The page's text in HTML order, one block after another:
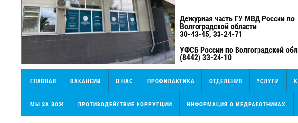
Дежурная часть ГУ МВД России по
Волгоградской области
30-43-45, 33-24-71
УФСБ России по Волгоградской
(8442) 33-24-10
ГЛАВНАЯ ВАКАНСИИ О НАС ПРОФИЛАКТИКА ОТДЕЛЕНИЯ УСЛУГИ
МЫ ЗА ЗОЖ ПРОТИВОДЕЙСТВИЕ КОРРУПЦИИ ИНФОРМАЦИЯ О МЕДРАБОТНИКАХ